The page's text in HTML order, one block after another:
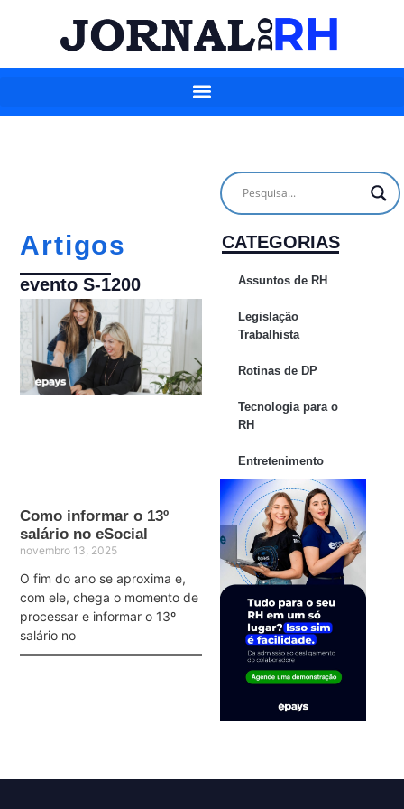
Artigos
evento S-1200
Como informar o 13º
salário no eSocial
novembro 13, 2025
O fim do ano se aproxima e,
com ele, chega o momento de
processar e informar o 13º
salário no
CATEGORIAS
Assuntos de RH
Legislação
Trabalhista
Rotinas de DP
Tecnologia para o
RH
Entretenimento